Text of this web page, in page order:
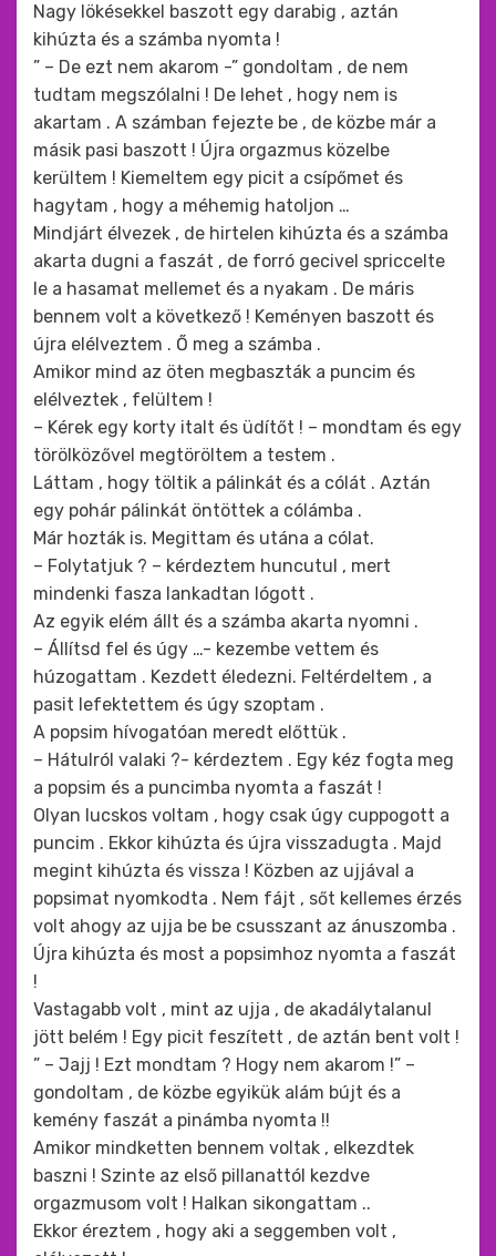
Nagy lökésekkel baszott egy darabig , aztán
kihúzta és a számba nyomta !
” – De ezt nem akarom -” gondoltam , de nem
tudtam megszólalni ! De lehet , hogy nem is
akartam . A számban fejezte be , de közbe már a
másik pasi baszott ! Újra orgazmus közelbe
kerültem ! Kiemeltem egy picit a csípőmet és
hagytam , hogy a méhemig hatoljon …
Mindjárt élvezek , de hirtelen kihúzta és a számba
akarta dugni a faszát , de forró gecivel spriccelte
le a hasamat mellemet és a nyakam . De máris
bennem volt a következő ! Keményen baszott és
újra elélveztem . Ő meg a számba .
Amikor mind az öten megbaszták a puncim és
elélveztek , felültem !
– Kérek egy korty italt és üdítőt ! – mondtam és egy
törölközővel megtöröltem a testem .
Láttam , hogy töltik a pálinkát és a cólát . Aztán
egy pohár pálinkát öntöttek a cólámba .
Már hozták is. Megittam és utána a cólat.
– Folytatjuk ? – kérdeztem huncutul , mert
mindenki fasza lankadtan lógott .
Az egyik elém állt és a számba akarta nyomni .
– Állítsd fel és úgy …- kezembe vettem és
húzogattam . Kezdett éledezni. Feltérdeltem , a
pasit lefektettem és úgy szoptam .
A popsim hívogatóan meredt előttük .
– Hátulról valaki ?- kérdeztem . Egy kéz fogta meg
a popsim és a puncimba nyomta a faszát !
Olyan lucskos voltam , hogy csak úgy cuppogott a
puncim . Ekkor kihúzta és újra visszadugta . Majd
megint kihúzta és vissza ! Közben az ujjával a
popsimat nyomkodta . Nem fájt , sőt kellemes érzés
volt ahogy az ujja be be csusszant az ánuszomba .
Újra kihúzta és most a popsimhoz nyomta a faszát
!
Vastagabb volt , mint az ujja , de akadálytalanul
jött belém ! Egy picit feszített , de aztán bent volt !
” – Jajj ! Ezt mondtam ? Hogy nem akarom !” –
gondoltam , de közbe egyikük alám bújt és a
kemény faszát a pinámba nyomta !!
Amikor mindketten bennem voltak , elkezdtek
baszni ! Szinte az első pillanattól kezdve
orgazmusom volt ! Halkan sikongattam ..
Ekkor éreztem , hogy aki a seggemben volt ,